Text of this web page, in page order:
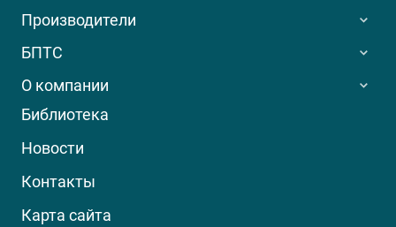
Производители
БПТС
О компании
Библиотека
Новости
Контакты
Карта сайта